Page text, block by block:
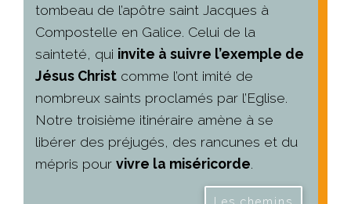
tombeau de l’apôtre saint Jacques à
Compostelle en Galice. Celui de la
sainteté, qui invite à suivre l’exemple de
Jésus Christ comme l’ont imité de
nombreux saints proclamés par l’Eglise.
Notre troisième itinéraire amène à se
libérer des préjugés, des rancunes et du
mépris pour vivre la miséricorde.